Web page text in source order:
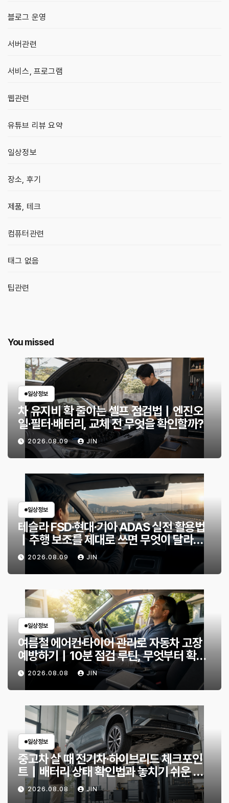
블로그 운영
서버관련
서비스, 프로그램
웹관련
유튜브 리뷰 요약
일상정보
장소, 후기
제품, 테크
컴퓨터관련
태그 없음
팁관련
You missed
일상정보
차 유지비 확 줄이는 셀프 점검법｜엔진오
일·필터·배터리, 교체 전 무엇을 확인할까?
2026.08.09 JIN
일상정보
테슬라 FSD·현대·기아 ADAS 실전 활용법
｜주행 보조를 제대로 쓰면 무엇이 달라질
까?2026.08.09 JIN
일상정보
여름철 에어컨·타이어 관리로 자동차 고장
예방하기｜10분 점검 루틴, 무엇부터 확인
할까?
2026.08.08 JIN
일상정보
중고차 살 때 전기차·하이브리드 체크포인
트｜배터리 상태 확인법과 놓치기 쉬운 위
험 신호
2026.08.08 JIN